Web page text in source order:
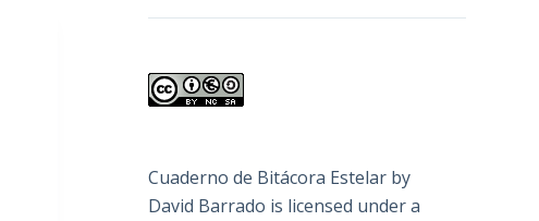
Cuaderno de Bitácora Estelar by
David Barrado is licensed under a